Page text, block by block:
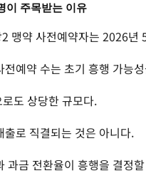
이 주목받는 이유
맹약 사전예약자는 2026
예약 수는 초기 흥행 가능
도 상당한 규모다.
로 직결되는 것은 아니다.
과금 전환율이 흥행을 결정